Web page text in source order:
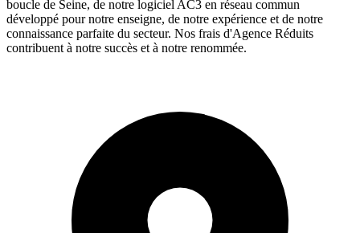
boucle de Seine, de notre logiciel AC3 en réseau commun
développé pour notre enseigne, de notre expérience et de notre
connaissance parfaite du secteur. Nos frais d'Agence Réduits
contribuent à notre succès et à notre renommée.